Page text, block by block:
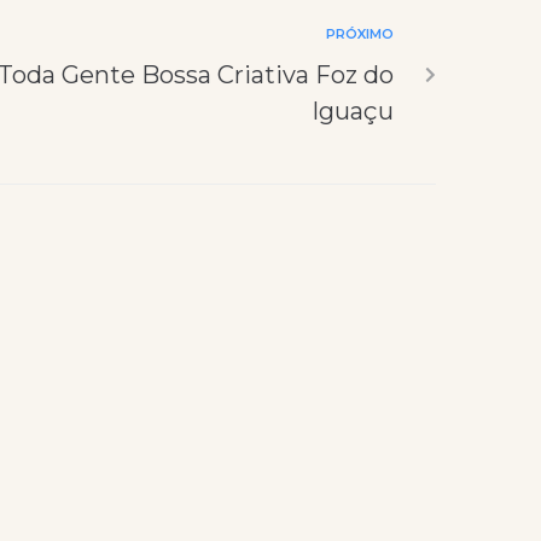
PRÓXIMO
Gente Bossa Criativa Foz do
Iguaçu